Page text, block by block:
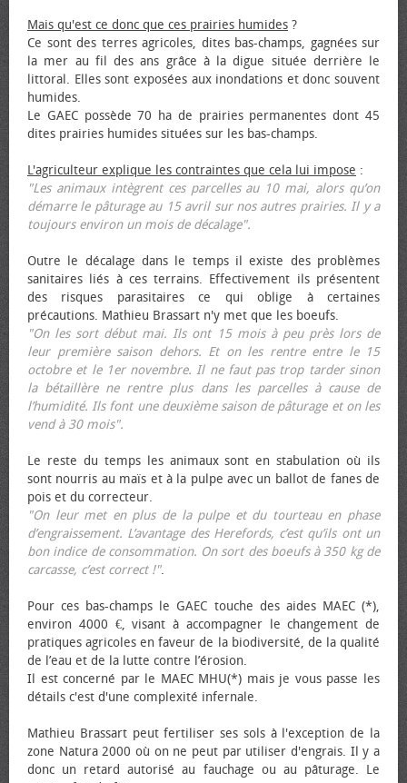
Mais qu'est ce donc que ces prairies humides ?
Ce sont des terres agricoles, dites bas-champs, gagnées sur
la mer au fil des ans grâce à la digue située derrière le
littoral. Elles sont exposées aux inondations et donc souvent
humides.
Le GAEC possède 70 ha de prairies permanentes dont 45
dites prairies humides situées sur les bas-champs.
L'agriculteur explique les contraintes que cela lui impose :
"Les animaux intègrent ces parcelles au 10 mai, alors qu’on
démarre le pâturage au 15 avril sur nos autres prairies. Il y a
toujours environ un mois de décalage".
Outre le décalage dans le temps il existe des problèmes
sanitaires liés à ces terrains. Effectivement ils présentent
des risques parasitaires ce qui oblige à certaines
précautions. Mathieu Brassart n'y met que les bœufs.
"On les sort début mai. Ils ont 15 mois à peu près lors de
leur première saison dehors. Et on les rentre entre le 15
octobre et le 1er novembre. Il ne faut pas trop tarder sinon
la bétaillère ne rentre plus dans les parcelles à cause de
l’humidité. Ils font une deuxième saison de pâturage et on les
vend à 30 mois".
Le reste du temps les animaux sont en stabulation où ils
sont nourris au maïs et à la pulpe avec un ballot de fanes de
pois et du correcteur.
"On leur met en plus de la pulpe et du tourteau en phase
d’engraissement. L’avantage des Herefords, c’est qu’ils ont un
bon indice de consommation. On sort des bœufs à 350 kg de
carcasse, c’est correct !".
Pour ces bas-champs le GAEC touche des aides MAEC (*),
environ 4000 €, visant à accompagner le changement de
pratiques agricoles en faveur de la biodiversité, de la qualité
de l’eau et de la lutte contre l’érosion.
Il est concerné par le MAEC MHU(*) mais je vous passe les
détails c'est d'une complexité infernale.
Mathieu Brassart peut fertiliser ses sols à l'exception de la
zone Natura 2000 où on ne peut par utiliser d'engrais. Il y a
donc un retard autorisé au fauchage ou au pâturage. Le